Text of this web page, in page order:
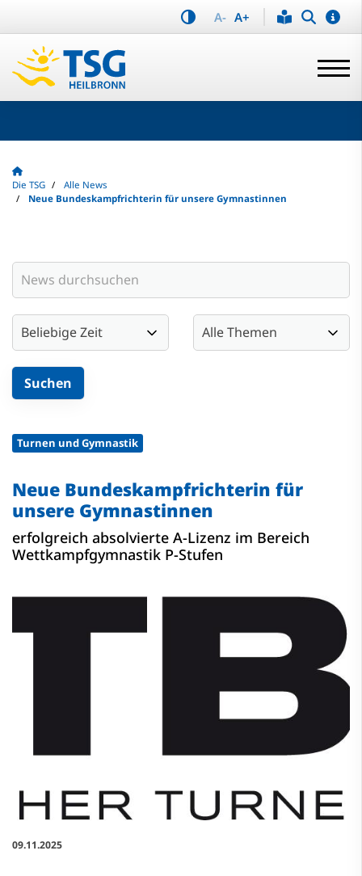
A- A+
Die TSG
Alle News
Neue Bundeskampfrichterin für unsere Gymnastinnen
Turnen und Gymnastik
Neue Bundeskampfrichterin für
unsere Gymnastinnen
erfolgreich absolvierte A-Lizenz im Bereich
Wettkampfgymnastik P-Stufen
09.11.2025